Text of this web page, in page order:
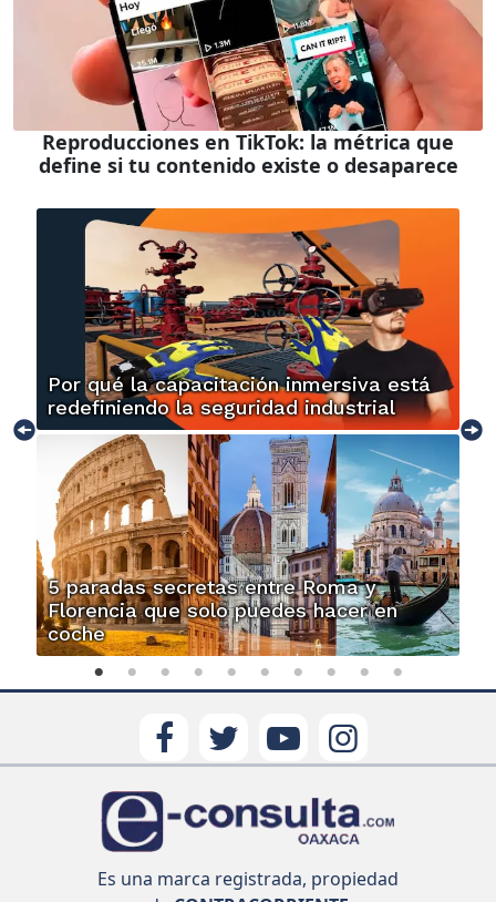
Reproducciones en TikTok: la métrica que
define si tu contenido existe o desaparece
Por qué la capacitación inmersiva está
redefiniendo la seguridad industrial
5 paradas secretas entre Roma y
Florencia que solo puedes hacer en
coche
Es una marca registrada, propiedad